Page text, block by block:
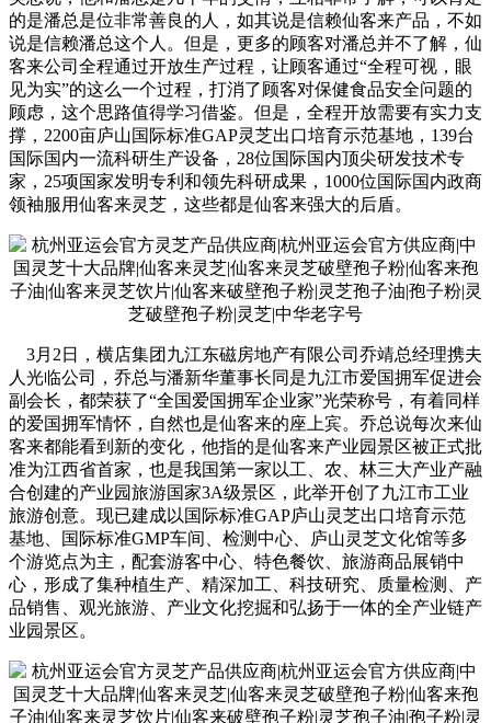
的是潘总是位非常善良的人，如其说是信赖仙客来产品，不如
说是信赖潘总这个人。但是，更多的顾客对潘总并不了解，仙
客来公司全程通过开放生产过程，让顾客通过“全程可视，眼
见为实”的这么一个过程，打消了顾客对保健食品安全问题的
顾虑，这个思路值得学习借鉴。但是，全程开放需要有实力支
撑，2200亩庐山国际标准GAP灵芝出口培育示范基地，139台
国际国内一流科研生产设备，28位国际国内顶尖研发技术专
家，25项国家发明专利和领先科研成果，1000位国际国内政商
领袖服用仙客来灵芝，这些都是仙客来强大的后盾。
3月2日，横店集团九江东磁房地产有限公司乔靖总经理携夫
人光临公司，乔总与潘新华董事长同是九江市爱国拥军促进会
副会长，都荣获了“全国爱国拥军企业家”光荣称号，有着同样
的爱国拥军情怀，自然也是仙客来的座上宾。乔总说每次来仙
客来都能看到新的变化，他指的是仙客来产业园景区被正式批
准为江西省首家，也是我国第一家以工、农、林三大产业产融
合创建的产业园旅游国家3A级景区，此举开创了九江市工业
旅游创意。现已建成以国际标准GAP庐山灵芝出口培育示范
基地、国际标准GMP车间、检测中心、庐山灵芝文化馆等多
个游览点为主，配套游客中心、特色餐饮、旅游商品展销中
心，形成了集种植生产、精深加工、科技研究、质量检测、产
品销售、观光旅游、产业文化挖掘和弘扬于一体的全产业链产
业园景区。